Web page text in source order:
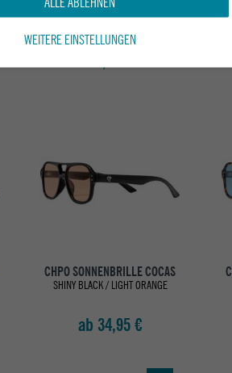
KOMONO SONNENBRILLE
MARGOT
BLACK
59,95 €
CHPO SONNENBRILLE COCAS
SHINY BLACK / LIGHT ORANGE
ab 34,95 €
WEITERE EINSTELLUNGEN